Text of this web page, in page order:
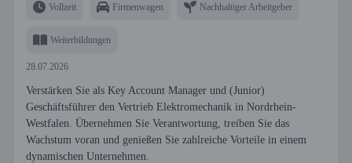
Vollzeit Firmenwagen Nachhaltiger Arbeitgeber
Weiterbildungen
28.07.2026
Verstärken Sie als Key Account Manager und (Junior)
Geschäftsführer den Vertrieb Elektromechanik in Nordrhein-
Westfalen. Übernehmen Sie Verantwortung, treiben Sie das
Wachstum voran und genießen Sie zahlreiche Vorteile in einem
dynamischen Unternehmen.